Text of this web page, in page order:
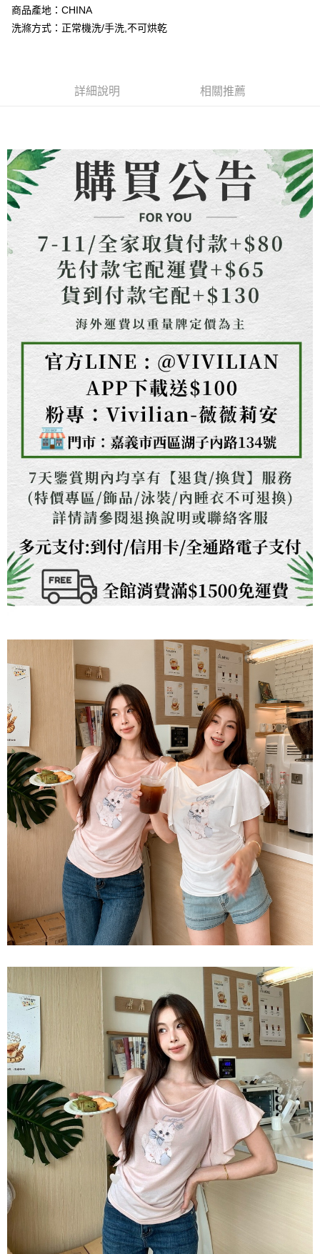
【繳款方式說明】
1.分期款項不併入電信帳單，「大哥付你分期」於每月結算日後寄送繳費提
資料（包含姓名、電話或地址）提供予台灣大哥大進項蒐集、處理及利用，
由本公司與您本人進行分期帳單所需資料之確認、核對及更正。
3.完整用戶服務條款，請詳閱以下連結：https://oppay.tw/userRule
３．安心：先確認商品／服務後，再付款。
【「AFTEE先享後付」結帳流程】
３．收到繳費通知簡訊後14天內，點擊此簡訊中的連結，可透過四大超商／
ATM／網路銀行／等多元方式進行付款，方視為交易完成。
※ 交易是否成功請以「AFTEE先享後付 」之結帳頁面顯示為準，若有關於
是否繳費成功／繳費後需取消欲退款等相關疑問，請聯繫「AFTEE先享後付
客戶支援中心」
https://netprotections.freshdesk.com/support/home
【注意事項】
１．透過由恩沛科技股份有限公司提供之「AFTEE先享後付」服務完成之交
易，需依本服務之必要範圍內提供個人資料，並將交易相關給付款項請求債
權轉讓予恩沛科技股份有限公司。
２．關於個人資料處理事宜，請瀏覽以下網址：
https://aftee.tw/terms/#terms3
３．未成年的使用者請事先徵得法定代理人或監護人之同意方可使用
「AFTEE先享後付」，若未經同意申辦者引起之損失，本公司不負相關責
４．使用「AFTEE先享後付」時，將依據個別帳號之用戶狀況，依本公司即
時審查核予不同之上限額度；若仍有額度不足之情形，本公司將視審查結果
請求用戶進行身份認證。
５．嚴禁一人註冊多個帳號或使用他人資訊註冊。若發現惡意使用之情形，
恩沛科技股份有限公司將有權停止該用戶之使用額度並採取法律行動。
運送方式
每筆NT$65，滿NT$1,500(含以上)免運費
貨到付款
每筆NT$130，滿NT$1,500(含以上)免運費
查看運費
商品產地：CHINA
洗滌方式：正常機洗/手洗,不可烘乾
詳細說明 相關推薦